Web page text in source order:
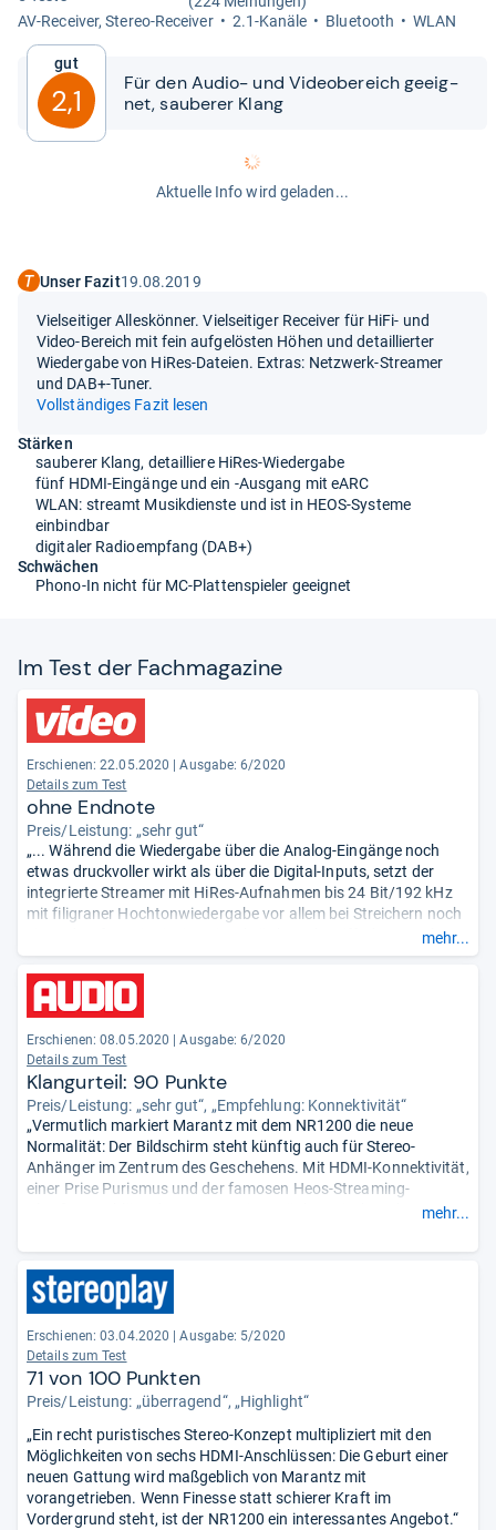
AV-​Recei­ver, Ste­reo-​Recei­ver
2.1-​Kanäle Blue­tooth WLAN
Gut
2,1
Für den Audio-​​ und Video­be­reich geeig­
net, sau­be­rer Klang
Aktuelle Info wird geladen...
Unser Fazit19.08.2019
Vielseitiger Alleskönner. Vielseitiger Receiver für HiFi- und
Video-Bereich mit fein aufgelösten Höhen und detaillierter
Wiedergabe von HiRes-Dateien. Extras: Netzwerk-Streamer
und DAB+-Tuner.
Vollständiges Fazit lesen
Stärken
sauberer Klang, detailliere HiRes-Wiedergabe
fünf HDMI-Eingänge und ein -Ausgang mit eARC
WLAN: streamt Musikdienste und ist in HEOS-Systeme
einbindbar
digitaler Radioempfang (DAB+)
Schwächen
Phono-In nicht für MC-Plattenspieler geeignet
Im Test der Fach­ma­ga­zine
Erschienen: 22.05.2020 | Ausgabe: 6/2020
Details zum Test
ohne Endnote
Preis/Leistung: „sehr gut“
„... Während die Wiedergabe über die Analog-Eingänge noch
etwas druckvoller wirkt als über die Digital-Inputs, setzt der
integrierte Streamer mit HiRes-Aufnahmen bis 24 Bit/192 kHz
mit filigraner Hochtonwiedergabe vor allem bei Streichern noch
einen drauf. ... Die einzige Einschränkung betrifft den Pegel: An
Lautsprechern mit durchschnittlichem Wirkungsgrad merkt
man dem Marantz relativ früh eine gewisse Anstrengung an. ...“
mehr...
Erschienen: 08.05.2020 | Ausgabe: 6/2020
Details zum Test
Klangurteil: 90 Punkte
Preis/Leistung: „sehr gut“, „Empfehlung: Konnektivität“
„Vermutlich markiert Marantz mit dem NR1200 die neue
Normalität: Der Bildschirm steht künftig auch für Stereo-
Anhänger im Zentrum des Geschehens. Mit HDMI-Konnektivität,
einer Prise Purismus und der famosen Heos-Streaming-
Und der Klang kommt in diesem Stilmix auch nicht zu kurz.“
mehr...
Erschienen: 03.04.2020 | Ausgabe: 5/2020
Details zum Test
71 von 100 Punkten
Preis/Leistung: „überragend“, „Highlight“
„Ein recht puristisches Stereo-Konzept multipliziert mit den
Möglichkeiten von sechs HDMI-Anschlüssen: Die Geburt einer
neuen Gattung wird maßgeblich von Marantz mit
vorangetrieben. Wenn Finesse statt schierer Kraft im
Vordergrund steht, ist der NR1200 ein interessantes Angebot.“